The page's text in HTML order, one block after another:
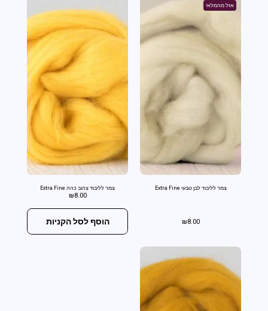
אזל מהמלאי
צמר לליבוד לבן טבעי Extra Fine
₪8.00
צמר לליבוד צהוב כהה Extra Fine
₪8.00
הוסף לסל הקניות